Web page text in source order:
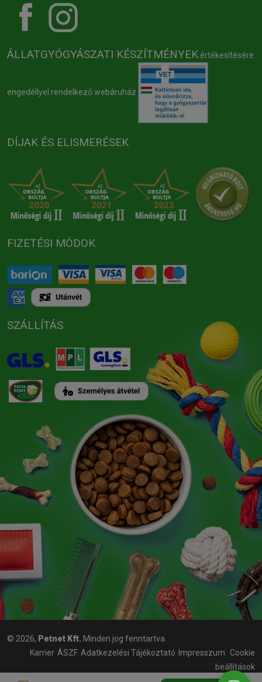
ÁLLATGYÓGYÁSZATI KÉSZÍTMÉNYEK értékesítésére
engedéllyel rendelkező webáruház
DÍJAK ÉS ELISMERÉSEK
FIZETÉSI MÓDOK
SZÁLLÍTÁS
© 2026, Petnet Kft. Minden jog fenntartva.
Karrier ÁSZF Adatkezelési Tájékoztató Impresszum
Cookie
beállítások